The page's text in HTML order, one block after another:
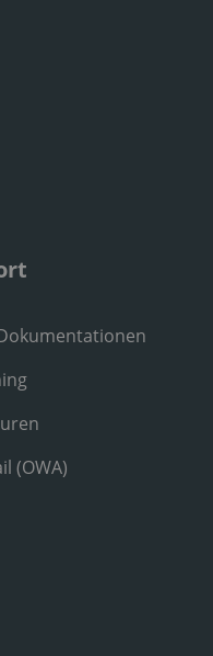
(OWA)